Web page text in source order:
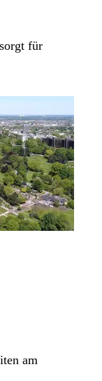
für
am